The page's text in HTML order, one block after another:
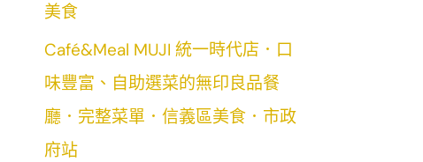
美食
Café&Meal MUJI 統一時代店．口
味豐富、自助選菜的無印良品餐
廳．完整菜單．信義區美食．市政
府站